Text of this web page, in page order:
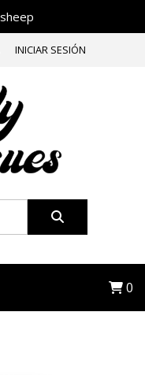
INICIAR SESIÓN
0